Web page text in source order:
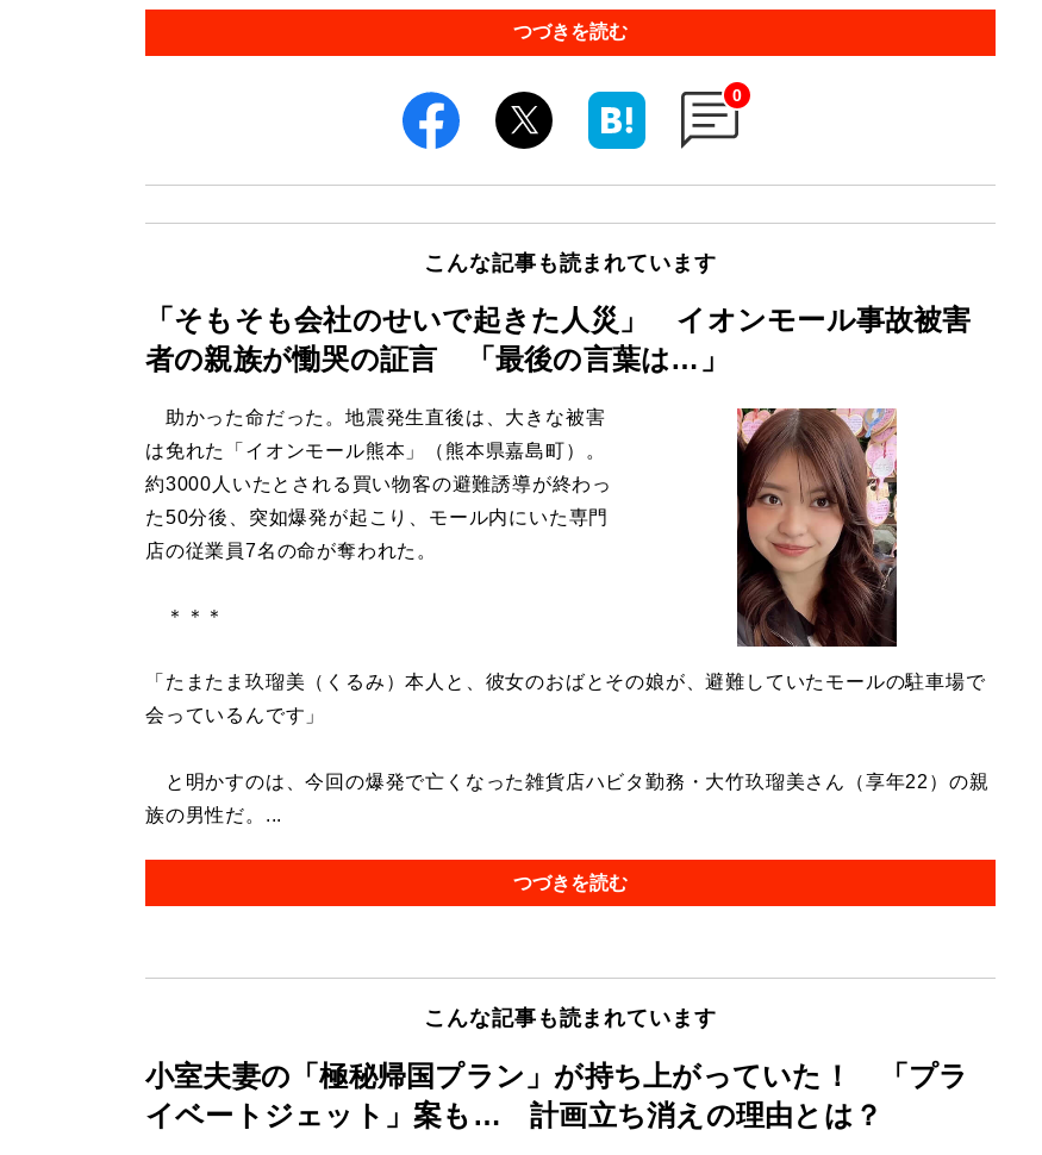
つづきを読む
0
こんな記事も読まれています
「そもそも会社のせいで起きた人災」 イオンモール事故被害
者の親族が慟哭の証言 「最後の言葉は…」
助かった命だった。地震発生直後は、大きな被害
は免れた「イオンモール熊本」（熊本県嘉島町）。
約3000人いたとされる買い物客の避難誘導が終わっ
た50分後、突如爆発が起こり、モール内にいた専門
店の従業員7名の命が奪われた。
＊＊＊
「たまたま玖瑠美（くるみ）本人と、彼女のおばとその娘が、避難していたモールの駐車場で
会っているんです」
と明かすのは、今回の爆発で亡くなった雑貨店ハビタ勤務・大竹玖瑠美さん（享年22）の親
族の男性だ。...
つづきを読む
こんな記事も読まれています
小室夫妻の「極秘帰国プラン」が持ち上がっていた！ 「プラ
イベートジェット」案も… 計画立ち消えの理由とは？